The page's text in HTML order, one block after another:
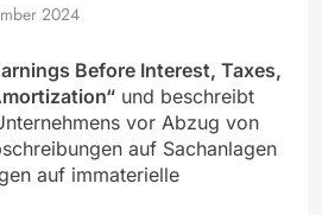
2024
Before Interest, Taxes,
und beschreibt
vor Abzug von
auf Sachanlagen
auf immaterielle